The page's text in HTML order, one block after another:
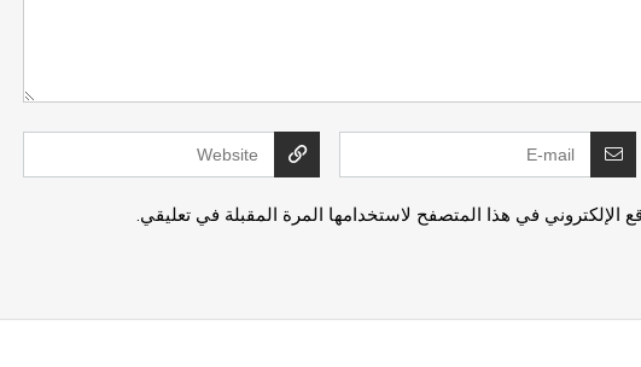
الإلكتروني في هذا المتصفح لاستخدامها المرة المقبلة في تعليقي.